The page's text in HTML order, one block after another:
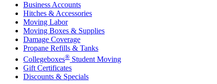
Business Accounts
Hitches & Accessories
Moving Labor
Moving Boxes & Supplies
Damage Coverage
Propane Refills & Tanks
Collegeboxes® Student Moving
Gift Certificates
Discounts & Specials